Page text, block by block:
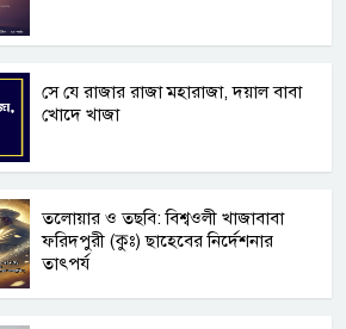
সে যে রাজার রাজা মহারাজা, দয়াল বাবা
খোদে খাজা
তলোয়ার ও তছবি: বিশ্বওলী খাজাবাবা
ফরিদপুরী (কুঃ) ছাহেবের নির্দেশনার
তাৎপর্য